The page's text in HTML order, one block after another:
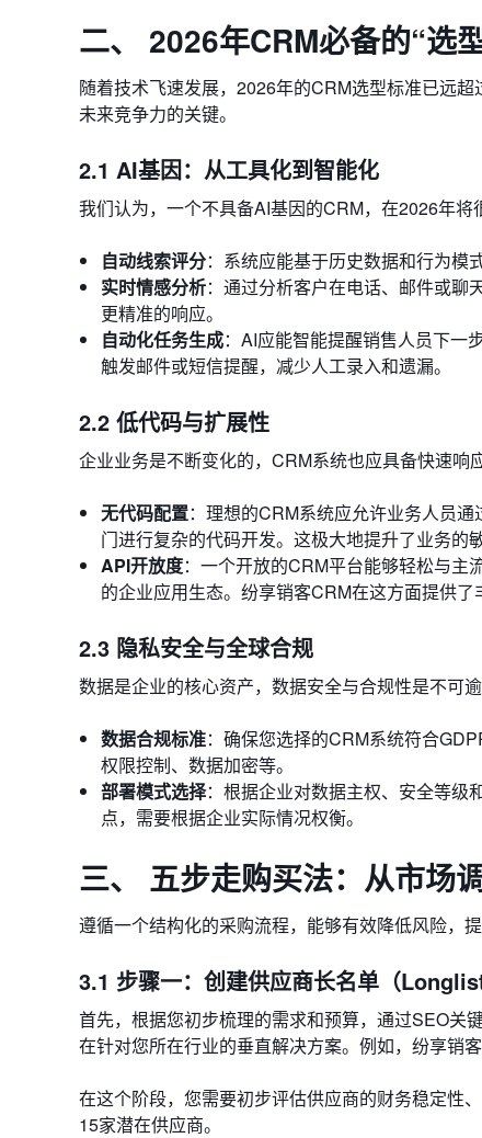
二、 2026年CRM必备的“选
随着技术飞速发展，2026年的CRM选型标准已远
未来竞争力的关键。
2.1 AI基因：从工具化到智能化
我们认为，一个不具备AI基因的CRM，在2026年将
自动线索评分：系统应能基于历史数据和行为模
实时情感分析：通过分析客户在电话、邮件或聊
更精准的响应。
自动化任务生成：AI应能智能提醒销售人员下一
触发邮件或短信提醒，减少人工录入和遗漏。
2.2 低代码与扩展性
企业业务是不断变化的，CRM系统也应具备快速响
无代码配置：理想的CRM系统应允许业务人员
门进行复杂的代码开发。这极大地提升了业务的
API开放度：一个开放的CRM平台能够轻松与主
的企业应用生态。纷享销客CRM在这方面提供
2.3 隐私安全与全球合规
数据是企业的核心资产，数据安全与合规性是不可逾
数据合规标准：确保您选择的CRM系统符合
权限控制、数据加密等。
部署模式选择：根据企业对数据主权、安全等级
点，需要根据企业实际情况权衡。
三、 五步走购买法：从市场
遵循一个结构化的采购流程，能够有效降低风险，
3.1 步骤一：创建供应商长名单（Longlist
首先，根据您初步梳理的需求和预算，通过SEO关
在针对您所在行业的垂直解决方案。例如，纷享销
在这个阶段，您需要初步评估供应商的财务稳定性
15家潜在供应商。